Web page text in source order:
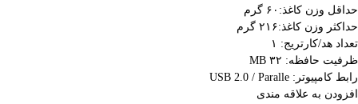
حداقل وزن کاغذ:۶۰ گرم
حداکثر وزن کاغذ:۲۱۶ گرم
تعداد هد/کارتریج: ۱
ظرفیت حافظه: ۳۲ MB
رابط کامپیوتر: USB 2.0 / Paralle
افزودن به علاقه مندی